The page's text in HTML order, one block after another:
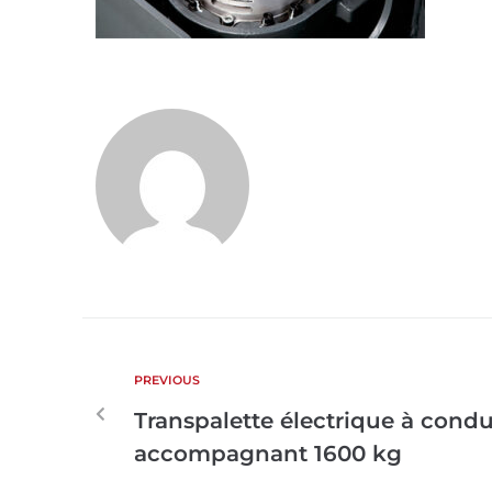
PREVIOUS
Transpalette électrique à
accompagnant 1600 kg